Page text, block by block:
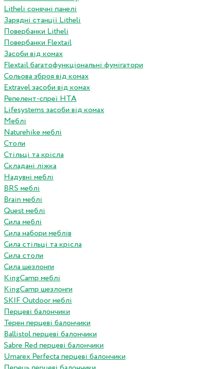
Litheli сонячні панелі
Зарядні станції Litheli
Повербанки Litheli
Повербанки Flextail
Засоби від комах
Flextail багатофункціональні фумігатори
Сольова зброя від комах
Extravel засоби від комах
Репелент-спреї HTA
Lifesystems засоби від комах
Меблі
Naturehike меблі
Столи
Стільці та крісла
Складані ліжка
Надувні меблі
BRS меблі
Brain меблі
Quest меблі
Сила меблі
Сила набори меблів
Сила стільці та крісла
Сила столи
Сила шезлонги
KingCamp меблі
KingCamp шезлонги
SKIF Outdoor меблі
Перцеві балончики
Терен перцеві балончики
Ballistol перцеві балончики
Sabre Red перцеві балончики
Umarex Perfecta перцеві балончики